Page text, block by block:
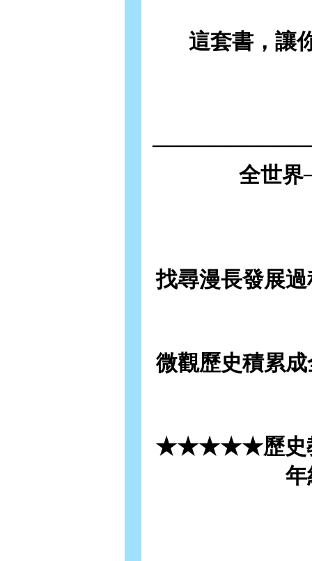
這套書，讓
全世
找尋漫長發展
微觀歷史積累
★★★★★歷史教